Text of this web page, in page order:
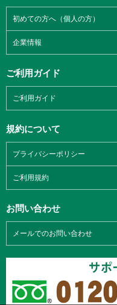
初めての方へ（個人の方）
企業情報
ご利用ガイド
ご利用ガイド
規約について
プライバシーポリシー
ご利用規約
お問い合わせ
メールでのお問い合わせ